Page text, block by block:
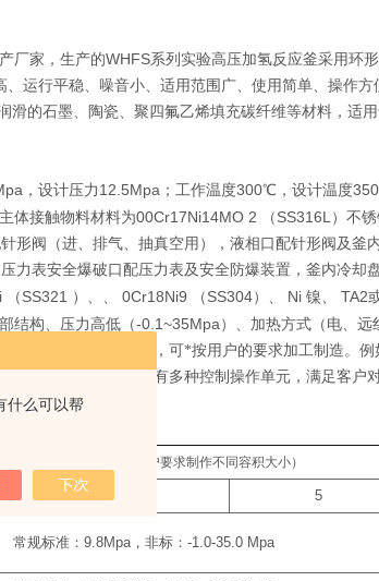
什么可以帮
厂家，生产的WHFS系列实验高压加氢反应釜采用环
运行平稳、噪音小、适用范围广、使用简单、操作
的石墨、陶瓷、聚四氟乙烯填充碳纤维等材料，适
，设计压力 12.5Mpa ；工作温度300℃，设计温度350
体接触物料材料为00Cr17Ni14MO 2 （ SS316L ）不
形阀（进、排气、抽真空用），液相口配针形阀及釜
力表安全爆破口配压力表及安全防爆装置，釜内冷却
（ SS321 ）、、 0Cr18Ni9 （ SS304）、 Ni镍、 TA2
结构、压力高低（-0.1~35Mpa ）、加热方式（电、
器等）等有特殊要求，可*按用户的要求加工制造。
。同时公司反应釜配有多种控制操作单元，满足客户
（也可按客户要求制作不同容积大小）
5
常规标准：9.8Mpa，非标：-1.0-35.0 Mpa